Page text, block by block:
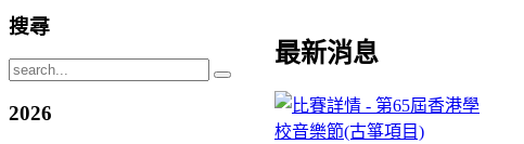
最新消息
搜尋
2026